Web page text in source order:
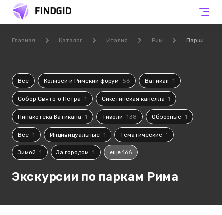
Главная Каталог Италия Рим Парки
Все Колизей и Римский форум 56 Ватикан 1
Собор Святого Петра 1 Сикстинская капелла 1
Пинакотека Ватикана 1 Тиволи 138 Обзорные 1
Все 1 Индивидуальные 1 Тематические 1
Зимой 1 За городом 1 еще 166
Экскурсии по паркам Рима